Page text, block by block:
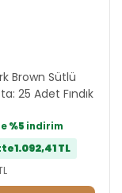
Brown Sütlü
25 Adet Fındık
%5 indirim
1.092,41 TL